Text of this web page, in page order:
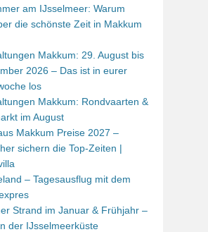
am IJsselmeer: Warum
die schönste Zeit in Makkum
Makkum: 29. August bis
2026 – Das ist in eurer
los
Makkum: Rondvaarten &
im August
Makkum Preise 2027 –
sichern die Top-Zeiten |
– Tagesausflug mit dem
Strand im Januar & Frühjahr –
der IJsselmeerküste